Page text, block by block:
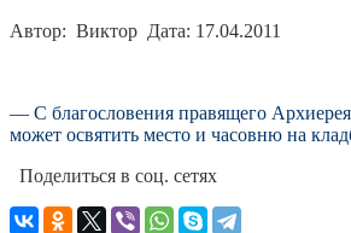
Автор: Виктор Дата: 17.04.2011
— С благословения правящего
может освятить место и часовню на
Поделиться в соц. сетях